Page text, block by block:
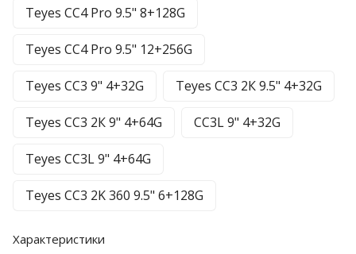
Teyes CC4 Pro 9.5" 8+128G
Teyes CC4 Pro 9.5" 12+256G
Teyes CC3 9" 4+32G Teyes CC3 2К 9.5" 4+32G
Teyes CC3 2К 9" 4+64G CC3L 9" 4+32G
Teyes CC3L 9" 4+64G
Teyes CC3 2K 360 9.5" 6+128G
Характеристики